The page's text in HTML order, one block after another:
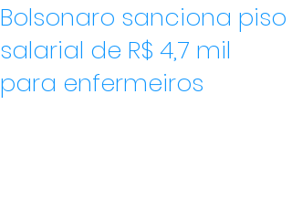
Bolsonaro sanciona piso
salarial de R$ 4,7 mil
para enfermeiros